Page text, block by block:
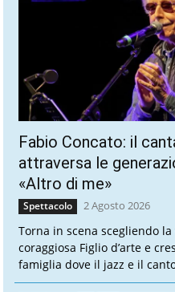
Fabio Concato: il
attraversa le
«Altro di me»
Spettacolo 2 Agosto 2026
Torna in scena scegliendo
coraggiosa Figlio d’arte e
famiglia dove il jazz e il